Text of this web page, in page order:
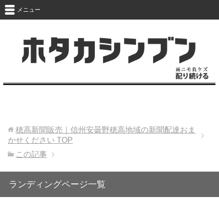
メニュー
穂高新聞販売｜信州安曇野穂高地域の新聞配達おま
かせください TOP
この記事
ランディングページ一覧